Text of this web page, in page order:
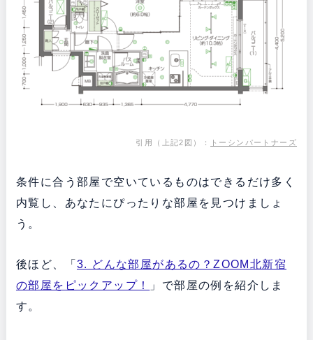
引用（上記2図）： トーシンパートナーズ
条件に合う部屋で空いているものはできるだけ多く
内覧し、あなたにぴったりな部屋を見つけましょ
う。
後ほど、「 3. どんな部屋があるの？ZOOM北新宿
の部屋をピックアップ！
」で部屋の例を紹介しま
す。